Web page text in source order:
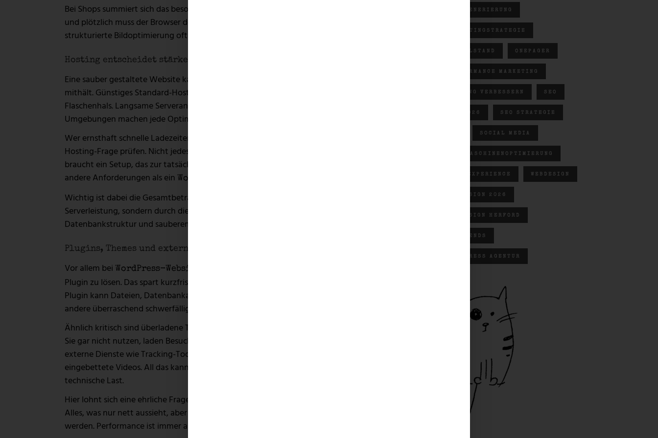
Bei Shops summiert sich das besonders schnell. Viele Produkte, viele Galerien, viele Varianten –
und plötzlich muss der Browser deutlich mehr laden, als eigentlich nötig wäre. Hier bringt
strukturierte Bildoptimierung oft sofort spürbare Ergebnisse.
Hosting entscheidet stärker, als viele denken
Eine sauber gestaltete Website kann trotzdem langsam sein, wenn die technische Basis nicht
mithält. Günstiges Standard-Hosting klingt im ersten Moment attraktiv, wird aber schnell zum
Flaschenhals. Langsame Serverantworten, überlastete Systeme oder schlecht konfigurierte
Umgebungen machen jede Optimierung auf Seitenebene weniger wirksam.
Wer ernsthaft schnelle Ladezeiten der Website verbessern möchte, sollte deshalb auch die
Hosting-Frage prüfen. Nicht jedes Projekt braucht eine große Serverlösung. Aber jede Website
braucht ein Setup, das zur tatsächlichen Nutzung passt. Eine kleine Unternehmensseite hat
andere Anforderungen als ein WooCommerce-Shop
Wichtig ist dabei die Gesamtbetrachtung. Gute Performance entsteht nicht nur durch mehr
Serverleistung, sondern durch die richtige Kombination aus Hosting, Caching,
Datenbankstruktur und sauberem Code. Mehr Ressourcen allein lösen kein chaotisches System.
Plugins, Themes und externe Skripte bewusst prüfen
Vor allem bei WordPress-Websites
Plugin zu lösen. Das spart kurzfristig Zeit, führt aber langfristig oft zu Ballast. Jedes zusätzliche
Plugin kann Dateien, Datenbankabfragen oder Skripte mitbringen. Manche sind gut entwickelt,
andere überraschend schwerfällig.
Ähnlich kritisch sind überladene Themes. Wenn ein Theme dutzende Funktionen mitbringt, die
Sie gar nicht nutzen, laden Besucher trotzdem häufig unnötige Ressourcen. Das gilt auch für
externe Dienste wie Tracking-Tools, Chat-Widgets, Karten, Schriftbibliotheken oder
eingebettete Videos. All das kann sinnvoll sein – aber nur, wenn der Nutzen höher ist als die
technische Last.
Hier lohnt sich eine ehrliche Frage: Welche Elemente tragen wirklich zur Zielerreichung bei?
Alles, was nur nett aussieht, aber keine konkrete Funktion erfüllt, sollte kritisch bewertet
werden. Performance ist immer auch eine Frage der Disziplin.
LEADGENERIERUNG
MARKETINGSTRATEGIE
MITTELSTAND ONEPAGER
PERFORMANCE MARKETING
RANKING VERBESSERN SEO
SEO 2026 SEO STRATEGIE
SOCIAL MEDIA
SUCHMASCHINENOPTIMIERUNG
USER EXPERIENCE WEBDESIGN
WEBDESIGN 2026
WEBDESIGN HERFORD
WEBTRENDS
WORDPRESS AGENTUR